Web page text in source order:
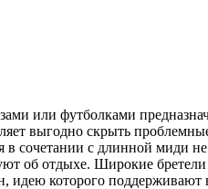
или футболками
выгодно скрыть
в сочетании с длинной миди
об отдыхе. Широкие бретели
идею которого поддерживают